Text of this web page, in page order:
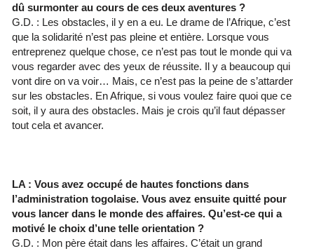
dû surmonter au cours de ces deux aventures ?
G.D. : Les obstacles, il y en a eu. Le drame de l’Afrique, c’est
que la solidarité n’est pas pleine et entière. Lorsque vous
entreprenez quelque chose, ce n’est pas tout le monde qui va
vous regarder avec des yeux de réussite. Il y a beaucoup qui
vont dire on va voir… Mais, ce n’est pas la peine de s’attarder
sur les obstacles. En Afrique, si vous voulez faire quoi que ce
soit, il y aura des obstacles. Mais je crois qu’il faut dépasser
tout cela et avancer.
LA : Vous avez occupé de hautes fonctions dans
l’administration togolaise. Vous avez ensuite quitté pour
vous lancer dans le monde des affaires. Qu’est-ce qui a
motivé le choix d’une telle orientation ?
G.D. : Mon père était dans les affaires. C’était un grand